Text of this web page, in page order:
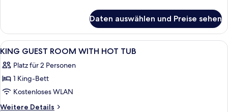
AND
SEA
VIEW
anzeigen
DUPLEX
SUITE
WITH
AND
SEA
Daten auswählen und Preise sehen
Alle
Fotos
für
KING
GUEST
ROOM
Bettwäsche aus ägyptischer
22
KING GUEST ROOM WITH HOT TUB
Platz für 2 Personen
1 King-Bett
Kostenloses WLAN
Weitere Details
Weitere